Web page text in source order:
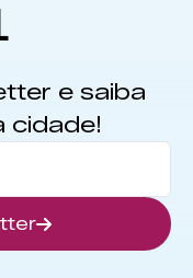
e saiba
cidade!